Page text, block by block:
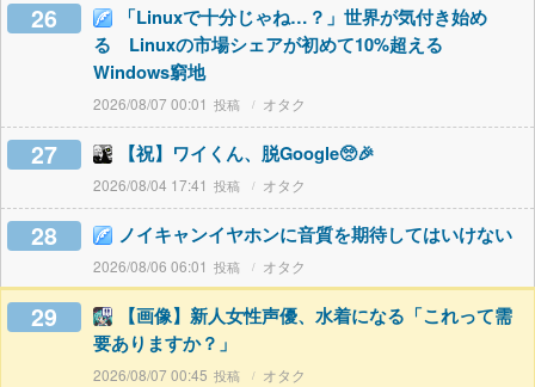
26
「Linuxで十分じゃね…？」世界が気付き始め
る Linuxの市場シェアが初めて10%超える
Windows窮地
2026/08/07 00:01 オタク
27 【祝】ワイくん、脱Google🥺🎉
2026/08/04 17:41 オタク
28 ノイキャンイヤホンに音質を期待してはいけない
2026/08/06 06:01 オタク
29
【画像】新人女性声優、水着になる「これって需
要ありますか？」
2026/08/07 00:45 オタク